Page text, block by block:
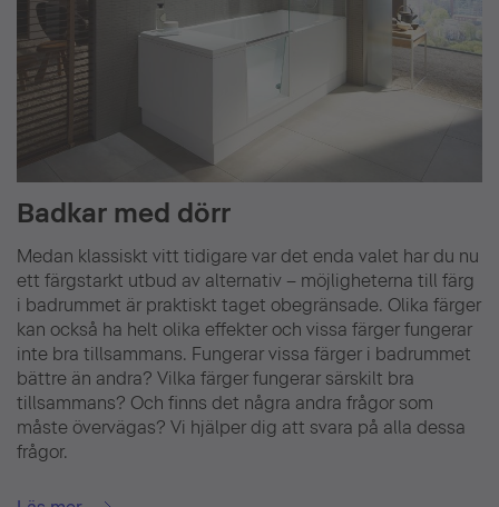
Badkar med dörr
Medan klassiskt vitt tidigare var det enda valet har du nu
ett färgstarkt utbud av alternativ – möjligheterna till färg
i badrummet är praktiskt taget obegränsade. Olika färger
kan också ha helt olika effekter och vissa färger fungerar
inte bra tillsammans. Fungerar vissa färger i badrummet
bättre än andra? Vilka färger fungerar särskilt bra
tillsammans? Och finns det några andra frågor som
måste övervägas? Vi hjälper dig att svara på alla dessa
frågor.